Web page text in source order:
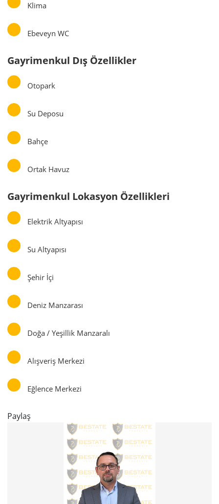
Klima
Ebeveyn WC
Gayrimenkul Dış Özellikler
Otopark
Su Deposu
Bahçe
Ortak Havuz
Gayrimenkul Lokasyon Özellikleri
Elektrik Altyapısı
Su Altyapısı
Şehir İçi
Deniz Manzarası
Doğa / Yeşillik Manzaralı
Alışveriş Merkezi
Eğlence Merkezi
Paylaş